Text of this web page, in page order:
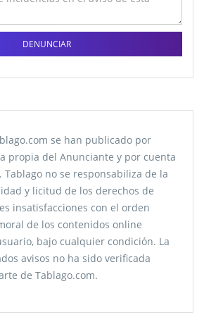
DENUNCIAR
se han publicado por
propia del Anunciante y por cuenta
Tablago no se responsabiliza de la
y licitud de los derechos de
insatisfacciones con el orden
de los contenidos online
bajo cualquier condición. La
avisos no ha sido verificada
de Tablago.com.